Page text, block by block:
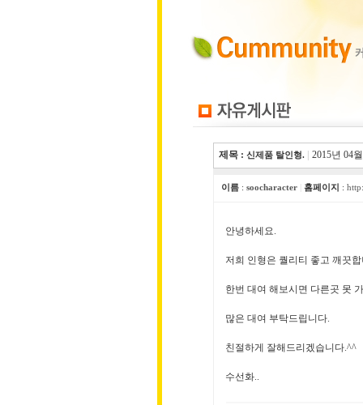
제목 : 신제품 탈인형. 2015년 04
이름 : soocharacter 홈페이지 :
안녕하세요.
저희 인형은 퀄리티 좋고 깨끗
한번 대여 해보시면 다른곳 못
많은 대여 부탁드립니다.
친절하게 잘해드리겠습니다.^^
수선화..